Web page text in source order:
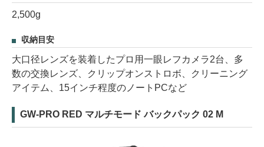
2,500g
収納目安
大口径レンズを装着したプロ用一眼レフカメラ2台、多
数の交換レンズ、クリップオンストロボ、クリーニング
アイテム、15インチ程度のノートPCなど
GW-PRO RED マルチモード バックパック 02 M